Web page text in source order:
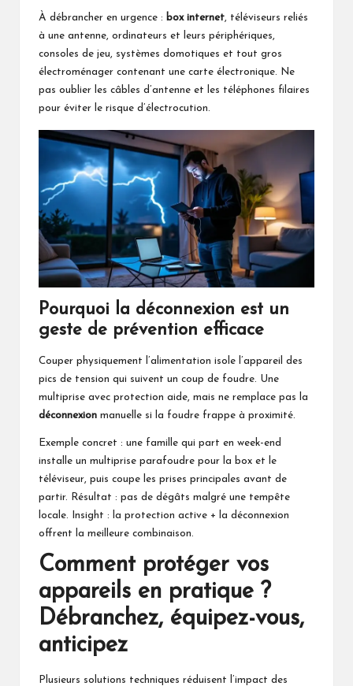
À débrancher en urgence : box internet, téléviseurs reliés
à une antenne, ordinateurs et leurs périphériques,
consoles de jeu, systèmes domotiques et tout gros
électroménager contenant une carte électronique. Ne
pas oublier les câbles d’antenne et les téléphones filaires
pour éviter le risque d’électrocution.
Pourquoi la déconnexion est un
geste de prévention efficace
Couper physiquement l’alimentation isole l’appareil des
pics de tension qui suivent un coup de foudre. Une
multiprise avec protection aide, mais ne remplace pas la
déconnexion manuelle si la foudre frappe à proximité.
Exemple concret : une famille qui part en week-end
installe un multiprise parafoudre pour la box et le
téléviseur, puis coupe les prises principales avant de
partir. Résultat : pas de dégâts malgré une tempête
locale. Insight : la protection active + la déconnexion
offrent la meilleure combinaison.
Comment protéger vos
appareils en pratique ?
Débranchez, équipez-vous,
anticipez
Plusieurs solutions techniques réduisent l’impact des